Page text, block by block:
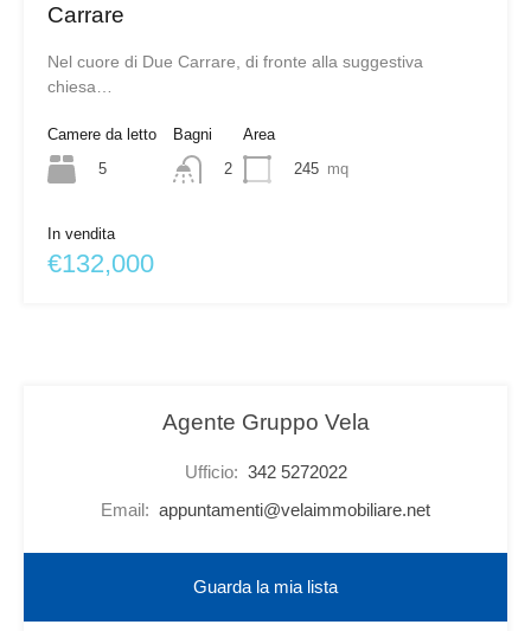
Carrare
Nel cuore di Due Carrare, di fronte alla suggestiva
chiesa…
Camere da letto
5
Bagni
2
Area
245 mq
In vendita
€132,000
Agente Gruppo Vela
Ufficio: 342 5272022
Email: appuntamenti@velaimmobiliare.net
Guarda la mia lista